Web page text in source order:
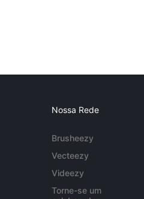
Nossa Rede
Brusheezy
Vecteezy
Videezy
Torne-se um